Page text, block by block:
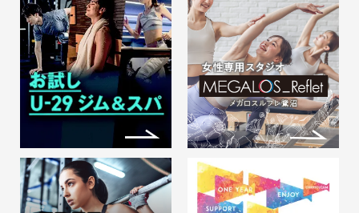
2026年8月 夏期休館のお知ら
せ
会員の皆様には日頃よりご利用いた
だきまして誠にあり…
2026.08.01
ジムもスパも、この価格で！
29歳以下限定！特別プランで
始める、理想のダイエット＆ス
トレスフリー生活！